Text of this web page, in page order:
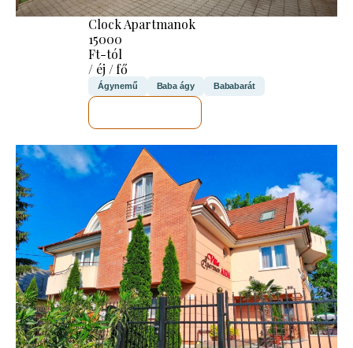
Clock Apartmanok
15000
Ft-tól
/ éj / fő
Ágynemű Baba ágy Bababarát